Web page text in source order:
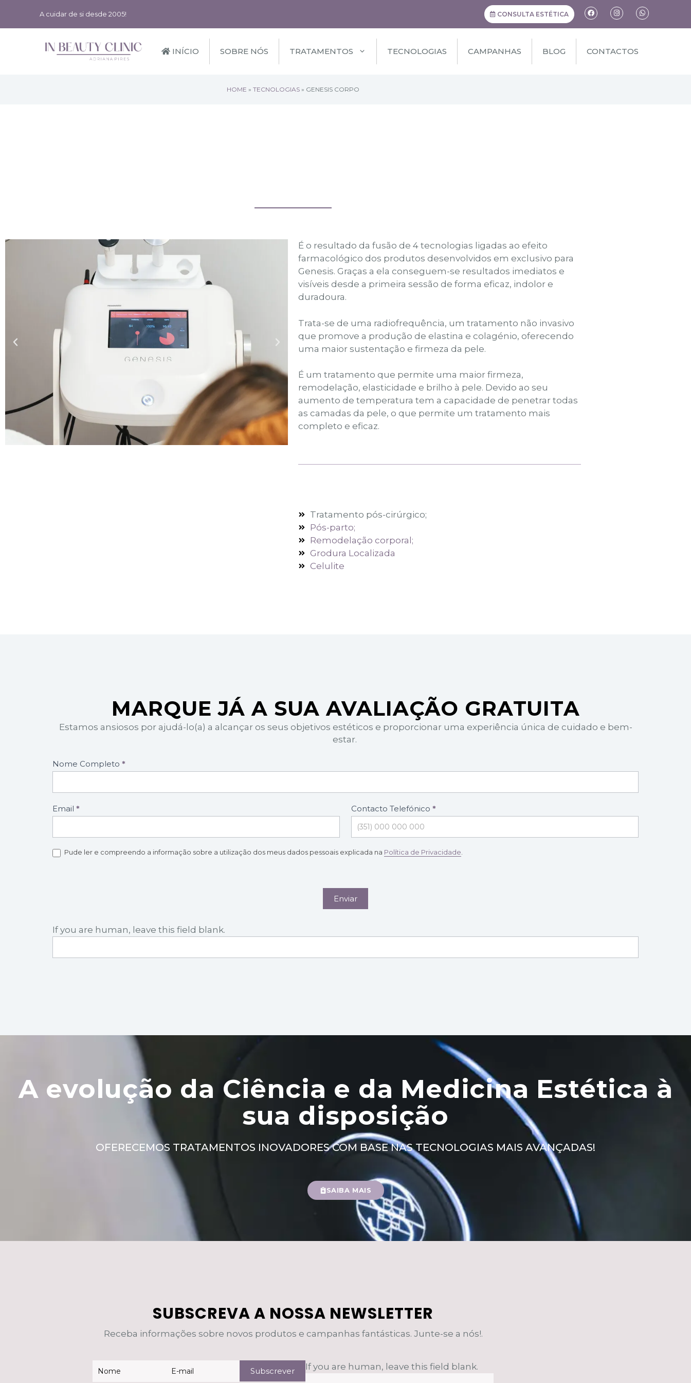
A cuidar de si desde 2005! CONSULTA ESTÉTICA
INÍCIO SOBRE NÓS TRATAMENTOS TECNOLOGIAS CAMPANHAS BLOG CONTACTOS
HOME » TECNOLOGIAS » GENESIS CORPO
É o resultado da fusão de 4 tecnologias ligadas ao efeito
farmacológico dos produtos desenvolvidos em exclusivo para
Genesis. Graças a ela conseguem-se resultados imediatos e
visíveis desde a primeira sessão de forma eficaz, indolor e
duradoura.
Trata-se de uma radiofrequência, um tratamento não invasivo
que promove a produção de elastina e colagénio, oferecendo
uma maior sustentação e firmeza da pele.
É um tratamento que permite uma maior firmeza,
remodelação, elasticidade e brilho à pele. Devido ao seu
aumento de temperatura tem a capacidade de penetrar todas
as camadas da pele, o que permite um tratamento mais
completo e eficaz.
Tratamento pós-cirúrgico;
Pós-parto;
Remodelação corporal;
Grodura Localizada
Celulite
MARQUE JÁ A SUA AVALIAÇÃO GRATUITA
Estamos ansiosos por ajudá-lo(a) a alcançar os seus objetivos estéticos e proporcionar uma experiência única de cuidado e bem-
estar.
Formulário
de
Nome Completo *
Email * Contacto Telefónico*
Pude ler e compreendo a informação sobre a utilização dos meus dados pessoais explicada na Política de Privacidade
Enviar
If you are human, leave this field blank.
A evolução da Ciência e da Medicina Estética à
sua disposição
OFERECEMOS TRATAMENTOS INOVADORES COM BASE NAS TECNOLOGIAS MAIS AVANÇADAS!
SAIBA MAIS
SUBSCREVA A NOSSA NEWSLETTER
Receba informações sobre novos produtos e campanhas fantásticas. Junte-se a nós!.
Newsletter Subscrever If you are human, leave this field blank.